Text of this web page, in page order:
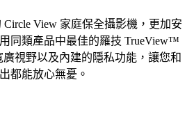
View 家庭保全攝影機，更加安
同類產品中最佳的羅技 TrueView™
廣視野以及內建的隱私功能，讓您和
都能放心無憂。